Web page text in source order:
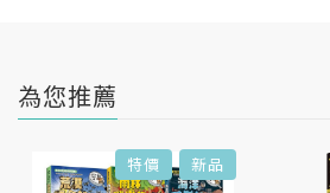
為您推薦
特價 新品